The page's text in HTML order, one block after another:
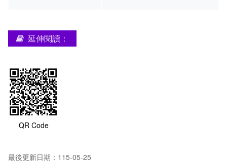
延伸閱讀：
QR Code
最後更新日期：115-05-25